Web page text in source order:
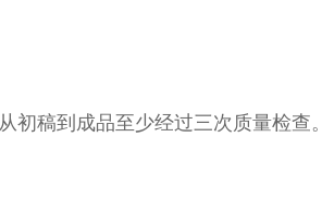
初稿到成品至少经过三次质量检查。